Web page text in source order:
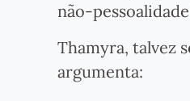
não-
Thamyra, talvez
argumenta: